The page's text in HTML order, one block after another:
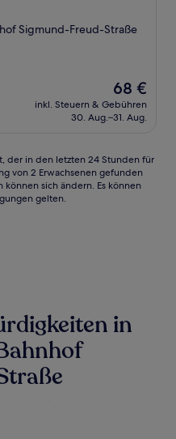
Sigmund-Freud-Straße
Der
Preis
beträgt
68 €
inkl. Steuern & Gebühren
30. Aug.–31. Aug.
der in den letzten 24 Stunden für
von 2 Erwachsenen gefunden
sich ändern. Es können
gelten.
in